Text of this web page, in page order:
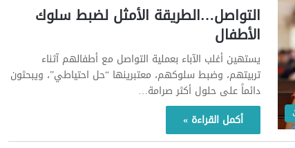
التواصل…الطريقة الأمثل لضبط سلوك
الأطفال
يستهين أغلب الآباء بعملية التواصل مع أطفالهم آثناء
تربيتهم، وضبط سلوكهم، معتبرينها “حل احتياطي”، ويبحثون
دائماً على حلول أكثر صرامة…
أكمل القراءة »